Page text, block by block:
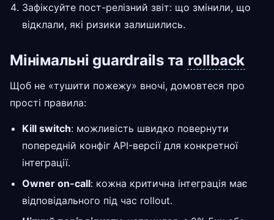
Зафіксуйте пост-релізний звіт: що змінили, що
відклали, які ризики залишились.
Мінімальні guardrails та rollback
Щоб не «тушити пожежу» вночі, домовтеся про
прості правила:
Kill switch: можливість швидко повернути
попередній конфіг API-версії для конкретної
інтеграції.
Owner on-call: кожна критична інтеграція має
відповідального під час rollout.